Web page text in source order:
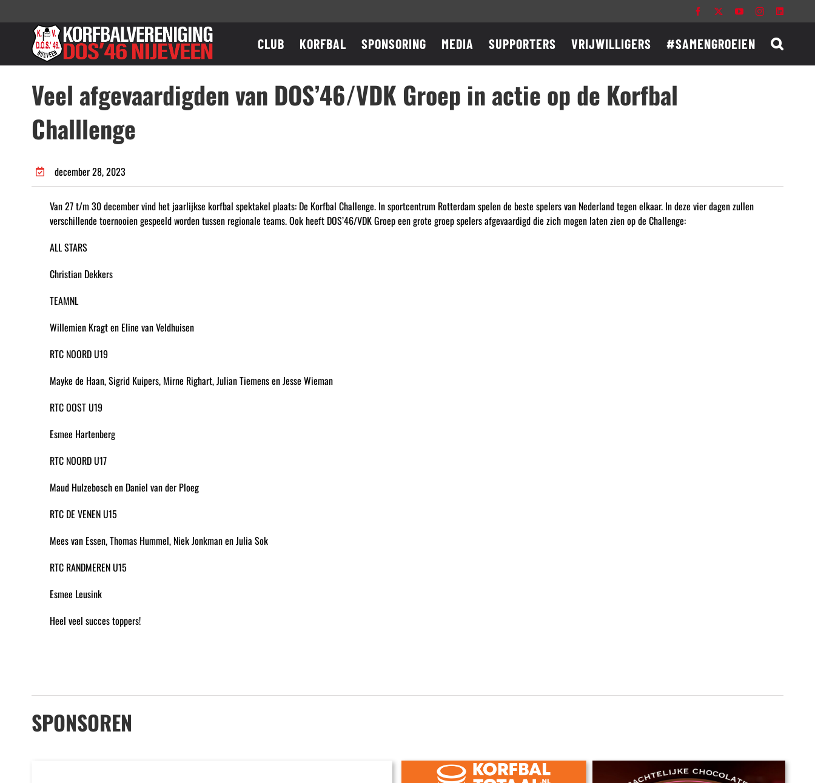
naar
Facebook YouTubeInstagram
CLUB KORFBAL SPONSORING MEDIA SUPPORTERS VRIJWILLIGERS #SAMENGROEIEN
Veel afgevaardigden van DOS’46/VDK Groep in actie op de Korfbal
Challlenge
december 28, 2023
Van 27 t/m 30 december vind het jaarlijkse korfbal spektakel plaats: De Korfbal Challenge. In sportcentrum Rotterdam spelen de beste spelers van Nederland tegen elkaar. In deze vier dagen zullen
verschillende toernooien gespeeld worden tussen regionale teams. Ook heeft DOS’46/VDK Groep een grote groep spelers afgevaardigd die zich mogen laten zien op de Challenge:
ALL STARS
Christian Dekkers
TEAMNL
Willemien Kragt en Eline van Veldhuisen
RTC NOORD U19
Mayke de Haan, Sigrid Kuipers, Mirne Righart, Julian Tiemens en Jesse Wieman
RTC OOST U19
Esmee Hartenberg
RTC NOORD U17
Maud Hulzebosch en Daniel van der Ploeg
RTC DE VENEN U15
Mees van Essen, Thomas Hummel, Niek Jonkman en Julia Sok
RTC RANDMEREN U15
Esmee Leusink
Heel veel succes toppers!
SPONSOREN